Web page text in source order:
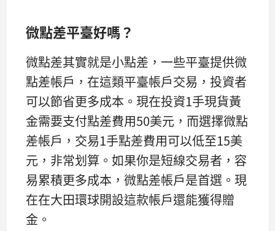
微點差平臺好嗎？
微點差其實就是小點差，一些平臺提供微
點差帳戶，在這類平臺帳戶交易，投資者
可以節省更多成本。現在投資1手現貨黃
金需要支付點差費用50美元，而選擇微點
差帳戶，交易1手點差費用可以低至15美
元，非常划算。如果你是短線交易者，容
易累積更多成本，微點差帳戶是首選。現
在在大田環球開設這款帳戶還能獲得贈
金。